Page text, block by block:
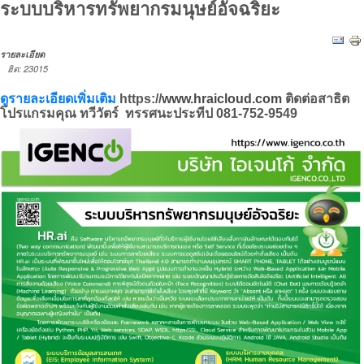
ระบบบริหารทรัพยากรมนุษย์อัจฉริยะ
รายละเอียด
ฮิต: 23015
ดูรายละเอียดเพิ่มเติม https://www.hraicloud.com ติดต่อสาธิต
โปรแกรมคุณ ทวีวัตร์ ทรรศนะประทีป 081-752-9549